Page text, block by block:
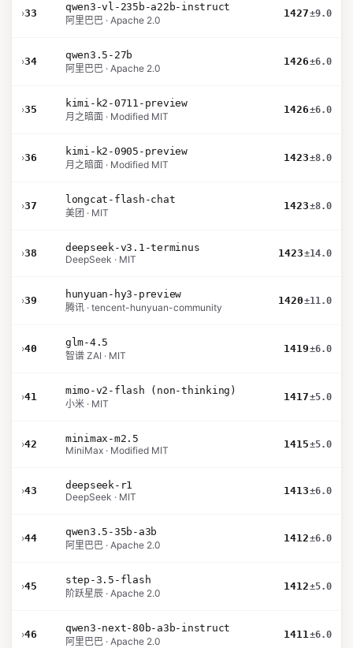
›33
qwen3-vl-235b-a22b-instruct
阿里巴巴 · Apache 2.0
1427±9.0
›34
qwen3.5-27b
阿里巴巴 · Apache 2.0
1426±6.0
›35
kimi-k2-0711-preview
月之暗面 · Modified MIT
1426±6.0
›36
kimi-k2-0905-preview
月之暗面 · Modified MIT
1423±8.0
›37
longcat-flash-chat
美团 · MIT
1423±8.0
›38
deepseek-v3.1-terminus
DeepSeek · MIT
1423±14.0
›39
hunyuan-hy3-preview
腾讯 · tencent-hunyuan-community
1420±11.0
›40
glm-4.5
智谱 ZAI · MIT
1419±6.0
›41
mimo-v2-flash (non-thinking)
小米 · MIT
1417±5.0
›42
minimax-m2.5
MiniMax · Modified MIT
1415±5.0
›43
deepseek-r1
DeepSeek · MIT
1413±6.0
›44
qwen3.5-35b-a3b
阿里巴巴 · Apache 2.0
1412±6.0
›45
step-3.5-flash
阶跃星辰 · Apache 2.0
1412±5.0
›46
qwen3-next-80b-a3b-instruct
阿里巴巴 · Apache 2.0
1411±6.0